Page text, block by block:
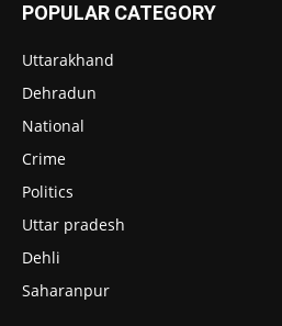
POPULAR CATEGORY
Uttarakhand
Dehradun
National
Crime
Politics
Uttar pradesh
Dehli
Saharanpur